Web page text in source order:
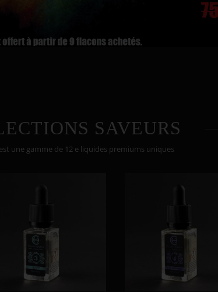
SAVEURS
une gamme de 12 e liquides premiums uniques